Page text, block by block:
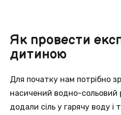
Як провести
дитиною
Для початку нам потрібно
насичений водно-сольовий
додали сіль у гарячу воду і